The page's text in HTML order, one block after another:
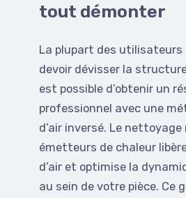
tout démonter
La plupart des utilisateurs
devoir dévisser la
est possible d’obtenir un
professionnel avec une
d’air inversé. Le nettoyage
émetteurs de chaleur
d’air et optimise la
au sein de votre pièce. Ce